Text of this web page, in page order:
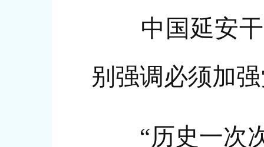
中国延安干
别强调必须加
“历史一次次